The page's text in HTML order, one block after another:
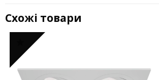
Схожі товари